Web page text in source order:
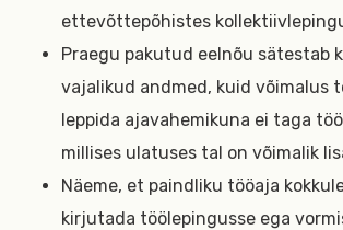
ettevõttepõhistes
Praegu pakutud eelnõu sätestab
vajalikud andmed, kuid võimalus
leppida ajavahemikuna ei taga
millises ulatuses tal on võimalik
Näeme, et paindliku tööaja
kirjutada töölepingusse ega